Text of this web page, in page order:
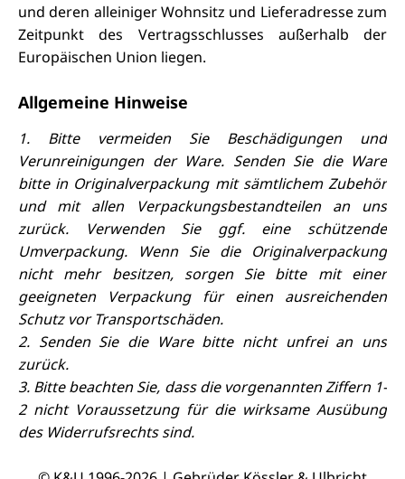
und deren alleiniger Wohnsitz und Lieferadresse zum
Zeitpunkt des Vertragsschlusses außerhalb der
Europäischen Union liegen.
Allgemeine Hinweise
1. Bitte vermeiden Sie Beschädigungen und
Verunreinigungen der Ware. Senden Sie die Ware
bitte in Originalverpackung mit sämtlichem Zubehör
und mit allen Verpackungsbestandteilen an uns
zurück. Verwenden Sie ggf. eine schützende
Umverpackung. Wenn Sie die Originalverpackung
nicht mehr besitzen, sorgen Sie bitte mit einer
geeigneten Verpackung für einen ausreichenden
Schutz vor Transportschäden.
2. Senden Sie die Ware bitte nicht unfrei an uns
zurück.
3. Bitte beachten Sie, dass die vorgenannten Ziffern 1-
2 nicht Voraussetzung für die wirksame Ausübung
des Widerrufsrechts sind.